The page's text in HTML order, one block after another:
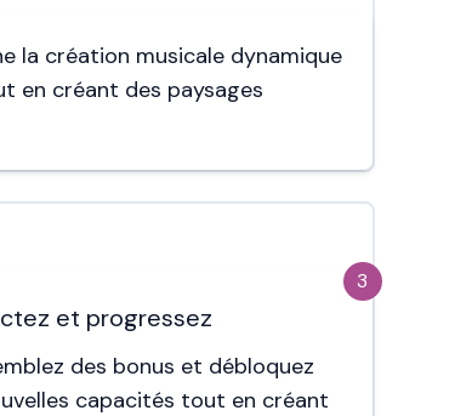
la création musicale dynamique
en créant des paysages
3
et progressez
des bonus et débloquez
capacités tout en créant